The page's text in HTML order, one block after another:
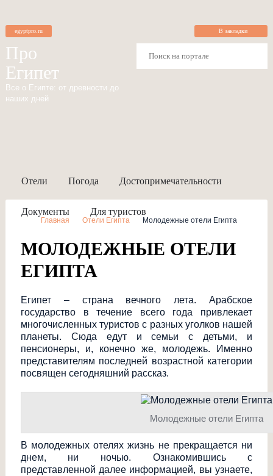
egyptpro.ru
Про
Египет
Все о Египте: от древности до
наших дней
В закладки
Отели Погода Достопримечательности
Документы Для туристов
Главная Отели Египта Молодежные отели Египта
МОЛОДЕЖНЫЕ ОТЕЛИ
ЕГИПТА
Египет – страна вечного лета. Арабское
государство в течение всего года привлекает
многочисленных туристов с разных уголков нашей
планеты. Сюда едут и семьи с детьми, и
пенсионеры, и, конечно же, молодежь. Именно
представителям последней возрастной категории
посвящен сегодняшний рассказ.
Молодежные отели Египта
В молодежных отелях жизнь не прекращается ни
днем, ни ночью. Ознакомившись с
представленной далее информацией, вы узнаете,